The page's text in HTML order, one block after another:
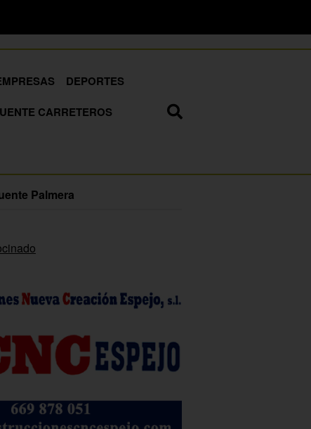
DEPORTES
CARRETEROS
Palmera